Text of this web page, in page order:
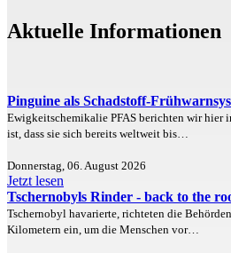
Aktuelle Informationen
Pinguine als Schadstoff-
Ewigkeitschemikalie PFAS berichten wir hier
ist, dass sie sich bereits weltweit bis…
Donnerstag, 06. August 2026
Jetzt lesen
Tschernobyls Rinder - back to the
Tschernobyl havarierte, richteten die
Kilometern ein, um die Menschen vor…